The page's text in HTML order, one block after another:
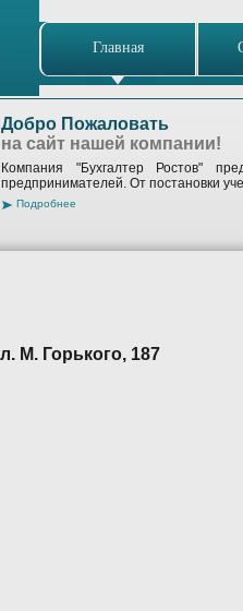
Главная
Добро Пожаловать
на сайт нашей компании!
Компания "Бухгалтер Ростов"
предпринимателей. От постановки
Подробнее
М. Горького, 187